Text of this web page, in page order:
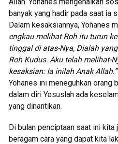
banyak yang hadir pada saat ia
Dalam kesaksiannya, Yohanes
engkau melihat Roh itu turun
tinggal di atas-Nya, Dialah
Roh Kudus. Aku telah melihat-
kesaksian: Ia inilah Anak Allah.”
Yohanes ini meneguhkan orang
dalam diri Yesuslah ada
yang dinantikan.
Di bulan penciptaan saat ini kita
beragam cara yang dapat kita